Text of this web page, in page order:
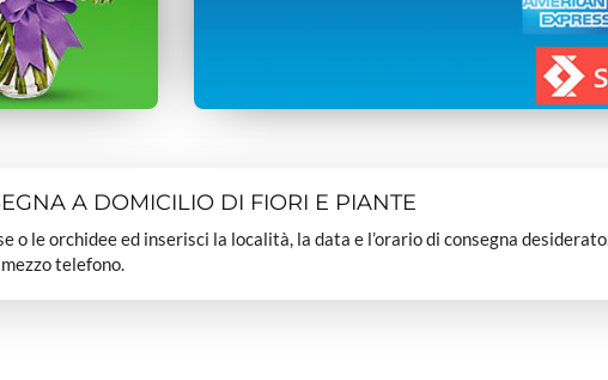
A DOMICILIO DI FIORI E PIANTE
o le orchidee ed inserisci la località, la data e l’orario di consegna desiderato.
telefono.